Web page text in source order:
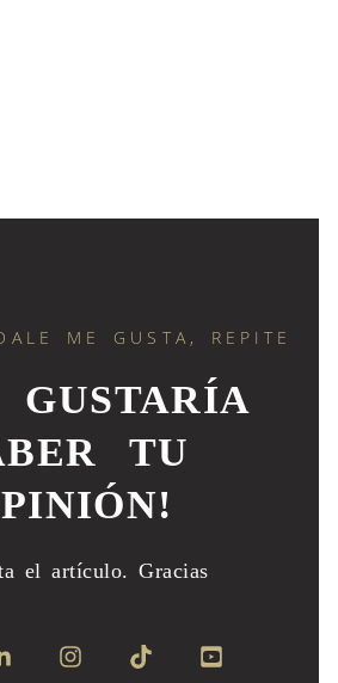
ME GUSTA, REPITE
GUSTARÍA
TU
el artículo. Gracias